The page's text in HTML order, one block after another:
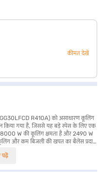
कीमत देखें
R410A) को असाधारण कूलिंग
किया गया है, जिससे यह बड़े स्पेस के लिए एक
8000 W की कूलिंग क्षमता है और 2490 W
और कम बिजली की खपत का बैलेंस प्रदान
डस्ट फिल्टर उपलब्ध नहीं है, लेकिन यूनिट का
वारंटी और कंप्रेसर पर 5 साल की वारंटी
पढ़ें